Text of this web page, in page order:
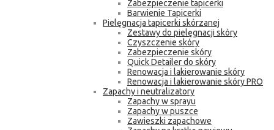
Zabezpieczenie tapicerki
Barwienie Tapicerki
Pielęgnacja tapicerki skórzanej
Zestawy do pielęgnacji skóry
Czyszczenie skóry
Zabezpieczenie skóry
Quick Detailer do skóry
Renowacja i lakierowanie skóry
Renowacja i lakierowanie skóry PRO
Zapachy i neutralizatory
Zapachy w sprayu
Zapachy w puszce
Zawieszki zapachowe